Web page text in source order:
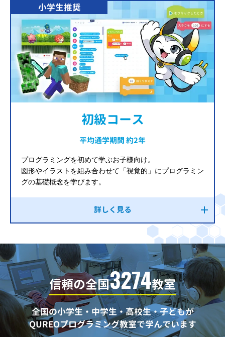
小学生推奨
初級コース
平均通学期間 約2年
プログラミングを初めて学ぶお子様向け。
図形やイラストを組み合わせて「視覚的」にプログラミン
グの基礎概念を学びます。
詳しく見る
信頼の全国3274教室
全国の小学生・中学生・高校生・子どもが
QUREOプログラミング教室で学んでいます